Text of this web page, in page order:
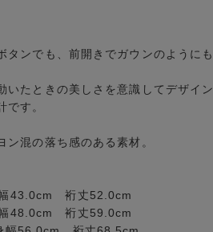
タンでも、前開きでガウンのように
いたときの美しさを意識してデザイ
です。
ン混の落ち感のある素材。
43.0cm 裄丈52.0cm
48.0cm 裄丈59.0cm